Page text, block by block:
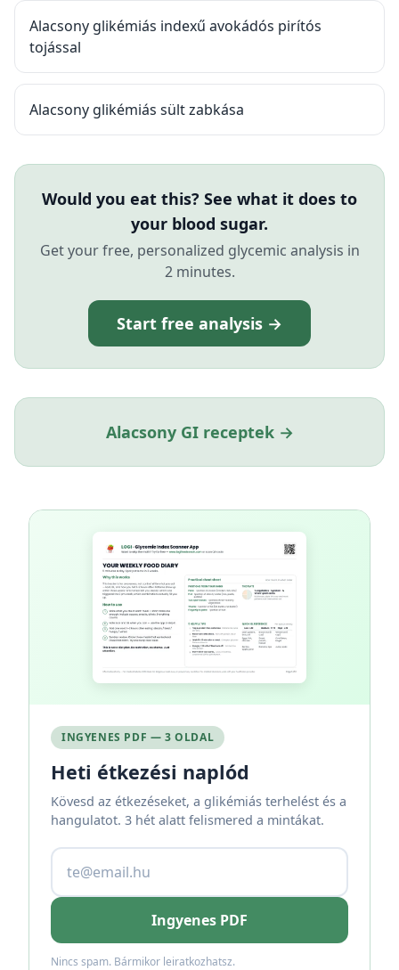
Alacsony glikémiás indexű avokádós pirítós
tojással
Alacsony glikémiás sült zabkása
Would you eat this? See what it does to
your blood sugar.
Get your free, personalized glycemic analysis in
2 minutes.
Start free analysis →
Alacsony GI receptek →
INGYENES PDF — 3 OLDAL
Heti étkezési naplód
Kövesd az étkezéseket, a glikémiás terhelést és a
hangulatot. 3 hét alatt felismered a mintákat.
Ingyenes PDF
Nincs spam. Bármikor leiratkozhatsz.